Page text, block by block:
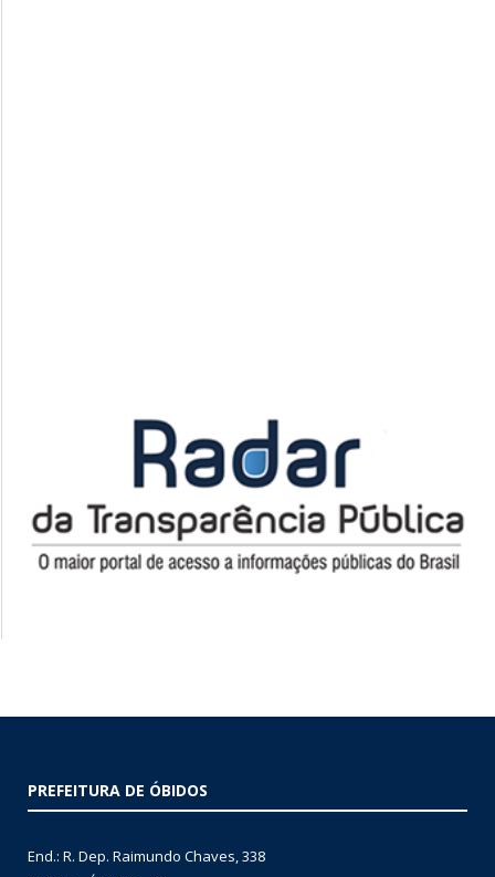
PREFEITURA DE ÓBIDOS
End.: R. Dep. Raimundo Chaves, 338